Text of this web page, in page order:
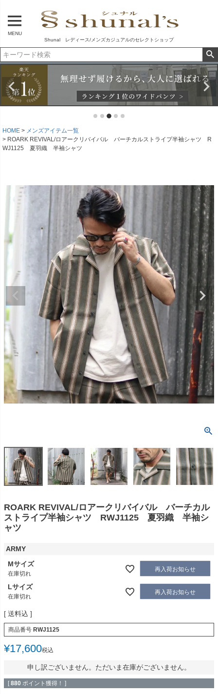
MENU
Shunal レディース/メンズカジュアルのセレクトショップ
HOME
メンズアイテム一覧
ROARK REVIVAL/ロアークリバイバル バーチカルストライプ半袖シャツ R
WJ1125 夏羽織 半袖シャツ
ROARK REVIVAL/ロアークリバイバル バーチカル
ストライプ半袖シャツ RWJ1125 夏羽織 半袖シ
ャツ
ARMY
Mサイズ
在庫切れ
再入荷お知らせ
Lサイズ
在庫切れ
再入荷お知らせ
送料込
商品番号 RWJ1125
¥17,600税込
申し訳ございません。ただいま在庫がございません。
[ 880 ポイント獲得！ ]